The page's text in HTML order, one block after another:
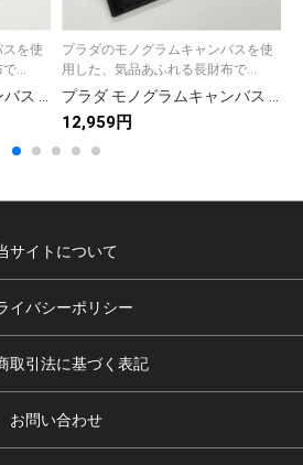
を使
...
プラダのモノグラムキャンバスを使
用した、気品あふれる長財布で...
12,959円
サイトについて
イバシーポリシー
取引法に基づく表記
お問い合わせ